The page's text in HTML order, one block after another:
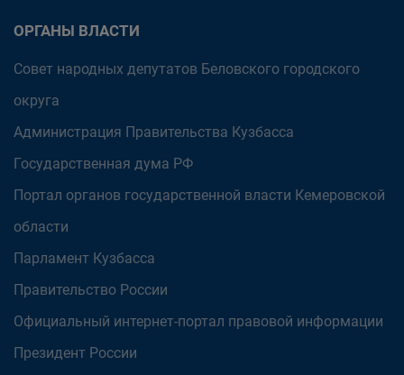
ОРГАНЫ ВЛАСТИ
Совет народных депутатов Беловского городского
округа
Администрация Правительства Кузбасса
Государственная дума РФ
Портал органов государственной власти Кемеровской
области
Парламент Кузбасса
Правительство России
Официальный интернет-портал правовой информации
Президент России